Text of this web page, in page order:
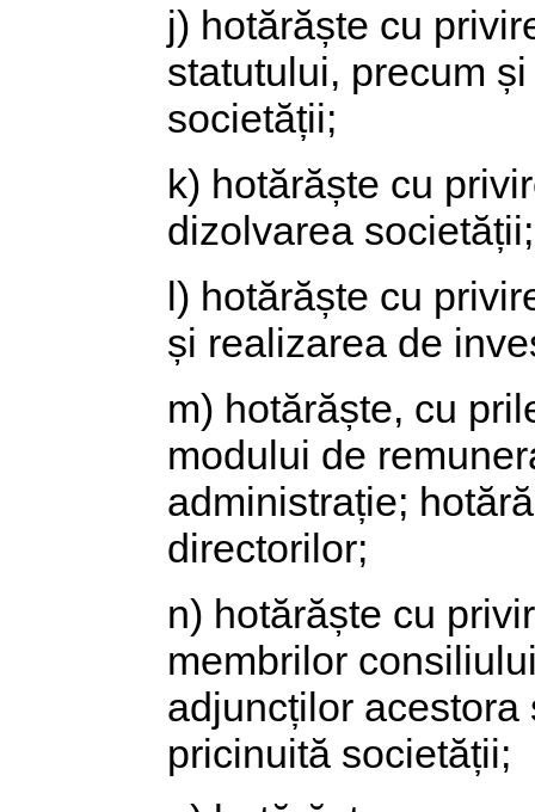
j) hotărăște cu
statutului, precum
societății;
k) hotărăște cu
dizolvarea societății;
l) hotărăște cu
și realizarea de
m) hotărăște, cu
modului de
administrație;
directorilor;
n) hotărăște cu
membrilor
adjuncților
pricinuită societății;